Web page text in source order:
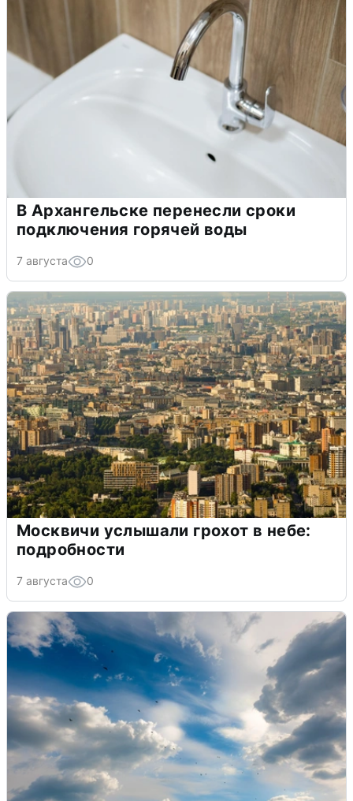
В Архангельске перенесли сроки
подключения горячей воды
7 августа 0
Москвичи услышали грохот в небе:
подробности
7 августа 0